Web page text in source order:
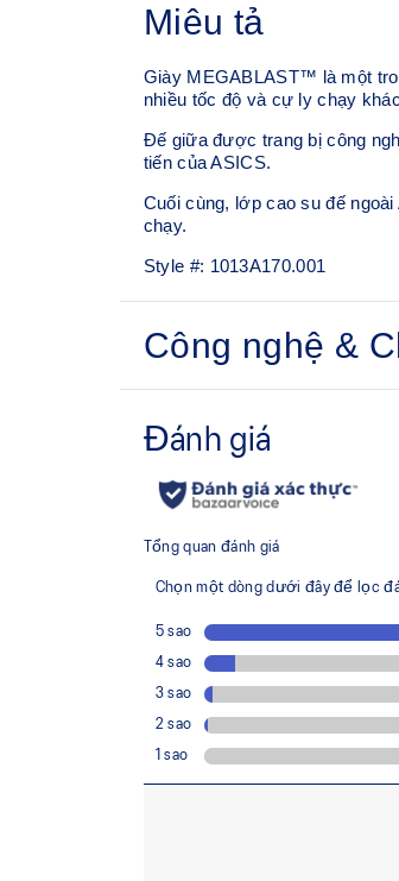
Miêu tả
Giày MEGABLAST™ là một
nhiều tốc độ và cự ly chạy
Đế giữa được trang bị công
tiến của ASICS.
Cuối cùng, lớp cao su đế
chạy.
Style #: 1013A170.001
Công nghệ &
Chất liệu dệt nhẹ và thoáng
bổ sung, mang lại sự linh hoạt,
Cao su độc quyền của ASICS
hình khác nhau, giúp tăng độ
chạy.
Phần lót giày được sản xuất
lượng nước sử dụng khoảng
so với công nghệ nhuộm